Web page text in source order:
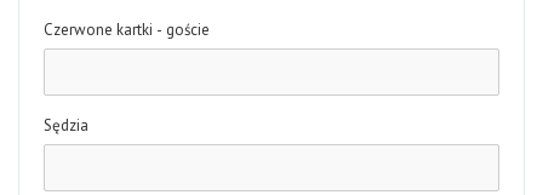
Czerwone kartki - goście
Sędzia